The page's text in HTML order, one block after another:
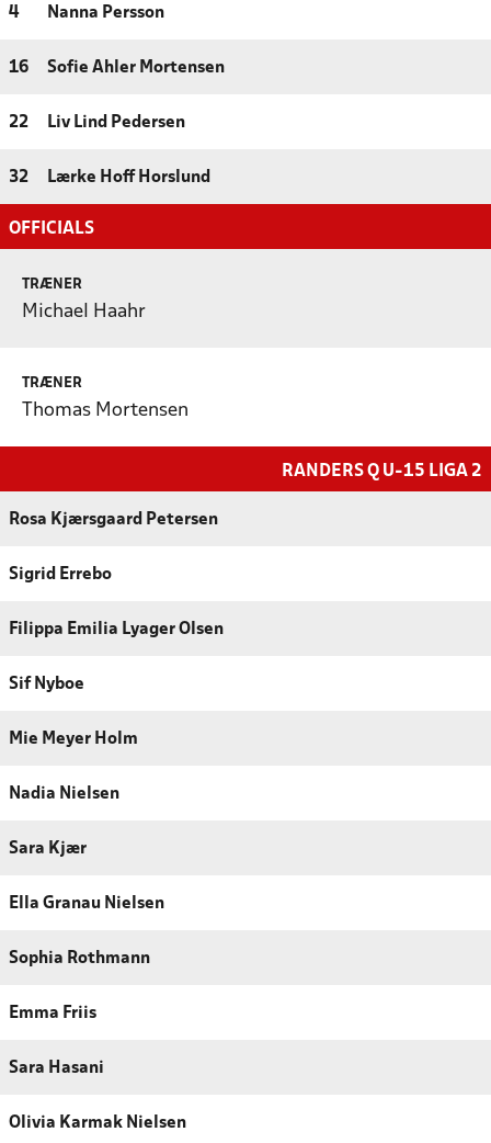
4 Nanna Persson
16 Sofie Ahler Mortensen
22 Liv Lind Pedersen
32 Lærke Hoff Horslund
OFFICIALS
TRÆNER
Michael Haahr
TRÆNER
Thomas Mortensen
RANDERS Q U-15 LIGA 2
Rosa Kjærsgaard Petersen
Sigrid Errebo
Filippa Emilia Lyager Olsen
Sif Nyboe
Mie Meyer Holm
Nadia Nielsen
Sara Kjær
Ella Granau Nielsen
Sophia Rothmann
Emma Friis
Sara Hasani
Olivia Karmak Nielsen